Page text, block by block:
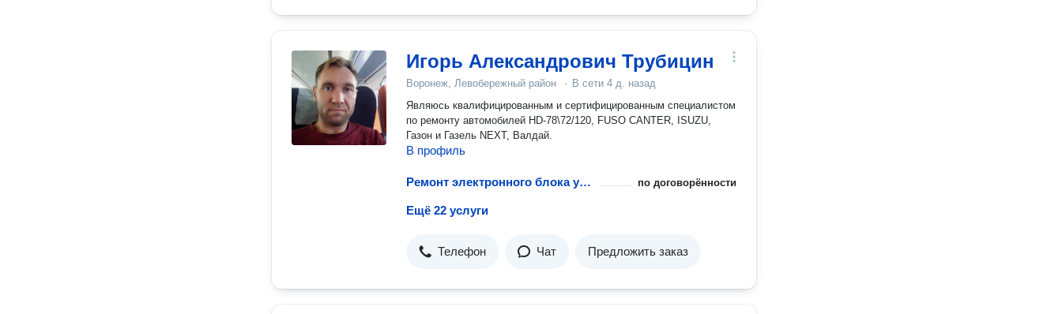
Игорь Александрович Трубицин
Воронеж, Левобережный район · В сети 4 д. назад
Являюсь квалифицированным и сертифицированным специалистом
по ремонту автомобилей HD-78\72/120, FUSO CANTER, ISUZU,
Газон и Газель NEXT, Валдай.
В профиль
Ремонт электронного блока управления по договорённости
Ещё 22 услуги
Телефон Чат Предложить заказ